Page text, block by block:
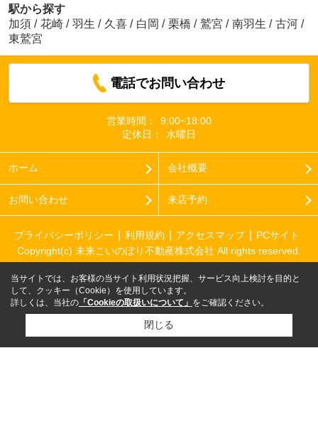
駅から探す
加須 / 花崎 / 羽生 / 久喜 / 白岡 / 栗橋 / 鷲宮 / 南羽生 / 古河 /
東鷲宮
電話でお問い合わせ
営業時間：
9:00~18:00
定休日：
水曜日
ホーム 会社概要
お問い合わせ 来店予約
プライバシーポリシー 利用規約 アクセスマップ
PCサイト
Copyright(c) 未来こいのぼり不動産株式会社 All rights reserved.
当サイトでは、お客様の当サイト利用状況把握、サービス向上検討を目的と
して、クッキー（Cookie）を使用しています。
詳しくは、当社の 「Cookieの取扱いについて」 をご確認ください。
閉じる